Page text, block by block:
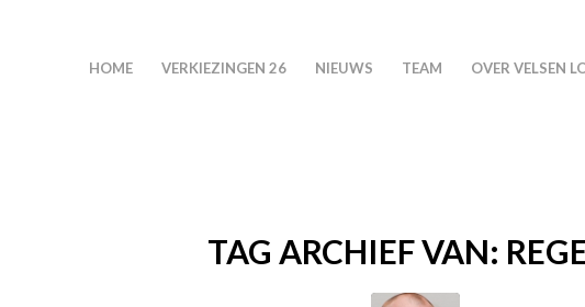
HOME VERKIEZINGEN 26 NIEUWS TEAM OVER VELSEN
TAG ARCHIEF VAN: